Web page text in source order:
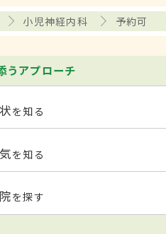
小児神経内科 予約可
うアプローチ
を知る
を知る
を探す